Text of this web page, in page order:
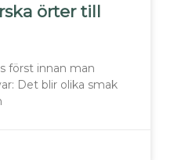
örter till
först innan man
Det blir olika smak